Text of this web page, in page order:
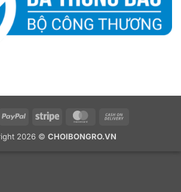
PayPal Stripe MasterCard
2026 © CHOIBONGRO.VN